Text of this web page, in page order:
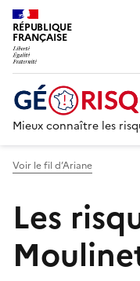
RÉPUBLIQUE
FRANÇAISE
Mieux connaître les
Voir le fil d’Ariane
Les